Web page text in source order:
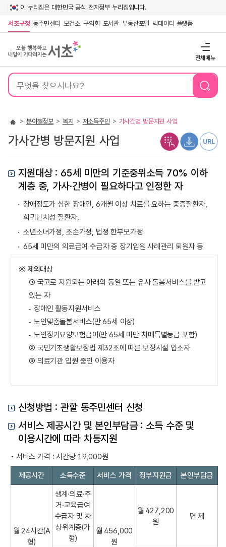
이 누리집은 대한민국 공식 전자정부 누리집입니다.
서초구청 동주민센터 보건소 구의회 도서관 부동산포털 빅데이터 플랫폼
전체메뉴
통
검
분야별정보 복지 저소득주민 가사간병 방문지원 사업
가사간병 방문지원 사업
지원대상 : 65세 미만의 기준중위소득 70% 이하
계층 중, 가사·간병이 필요하다고 인정한 자
장애정도가 심한 장애인, 6개월 이상 치료를 요하는 중증질환자,
희귀난치성 질환자,
소년소녀가정, 조손가정, 법정 한부모가정
65세 미만의 의료급여 수급자 중 장기입원 사례관리 퇴원자 등
※ 제외대상
① 국고로 지원되는 아래의 동일 또는 유사 돌봄서비스를 받고
있는 자
장애인 활동지원서비스
노인맞춤돌봄서비스(만 65세 이상)
노인장기요양보험급여(만 65세 미만 치매특별등급 포함)
② 국민기초생활보장법 제32조에 따른 보장시설 입소자
③ 의료기관 입원 중인 이용자
신청방법 : 관할 동주민센터 신청
서비스 제공시간 및 본인부담금 : 소득 수준 및
이용시간에 따라 차등지원
• 서비스 가격 : 시간당 19,000원
비
시
제공시간 소득수준 서비스 가격 정부지원금 본인부담금
월 24시간(A
형)
생계·의료·주
거·교육급여
수급자 및 차
상위계층(가
형)
월 456,000
원
월 427,200
원
면 제